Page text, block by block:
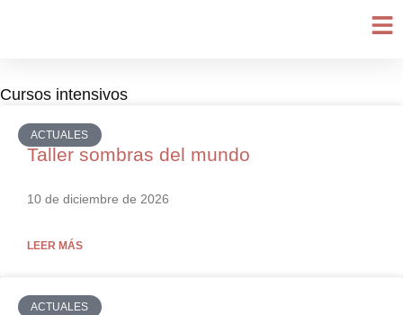
Cursos intensivos
ACTUALES
Taller sombras del mundo
10 de diciembre de 2026
LEER MÁS
ACTUALES